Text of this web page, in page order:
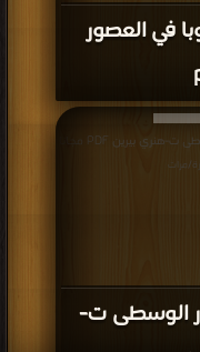
في العصور
الوسطى ت-
مرات